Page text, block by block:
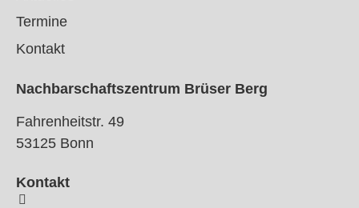
Termine
Kontakt
Nachbarschaftszentrum Brüser Berg
Fahrenheitstr. 49
53125 Bonn
Kontakt